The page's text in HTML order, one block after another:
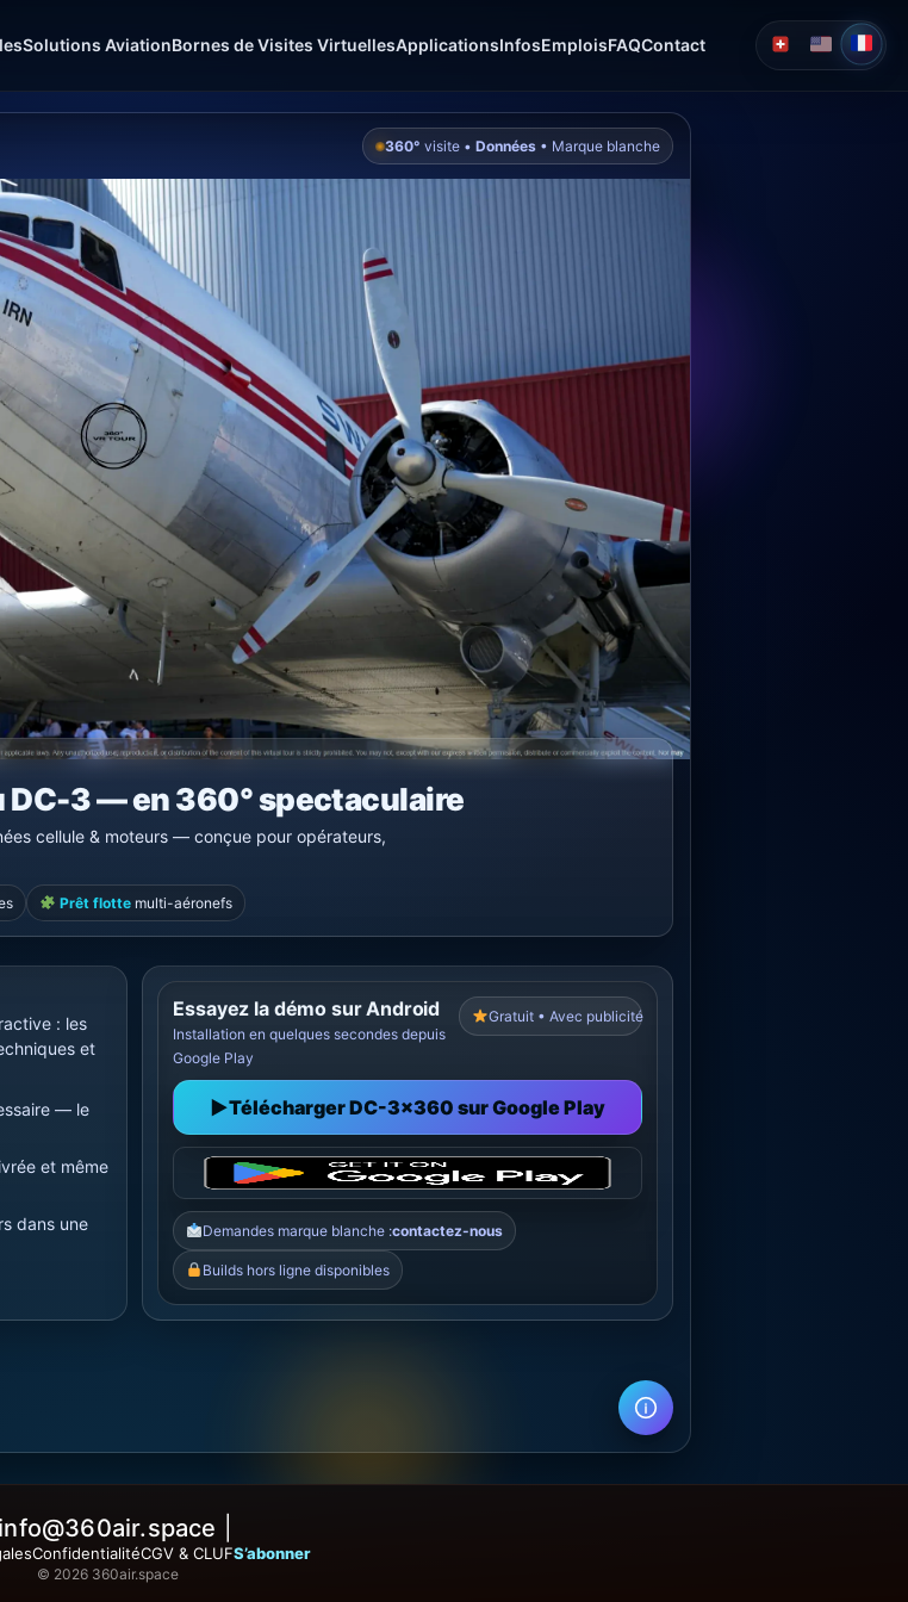
Solutions AviationBornes de Visites VirtuellesApplicationsInfosEmploisFAQContact
360° visite • Données • Marque blanche
DC-3 — en 360° spectaculaire
cellule & moteurs — conçue pour opérateurs,
Prêt flottemulti-aéronefs
: les
et
— le
et même
dans une
Essayez la démo sur Android
Installation en quelques secondes depuis
Google Play
Gratuit • Avec publicité
▶Télécharger DC-3x360 sur Google Play
Demandes marque blanche :contactez-nous
Builds hors ligne disponibles
info@360air.space
ConfidentialitéCGV & CLUFS’abonner
© 2026 360air.space